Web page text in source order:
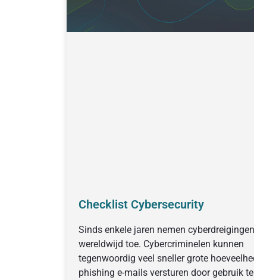
Checklist Cybersecurity
Sinds enkele jaren nemen cyberdreigingen
wereldwijd toe. Cybercriminelen kunnen
tegenwoordig veel sneller grote
phishing e-mails versturen door gebruik te